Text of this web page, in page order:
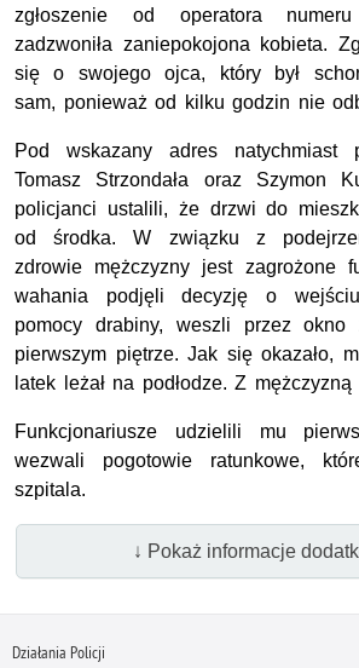
zgłoszenie od operatora
zadzwoniła zaniepokojona kobieta.
się o swojego ojca, który był
sam, ponieważ od kilku godzin nie
Pod wskazany adres natychmiast
Tomasz Strzondała oraz Szymon
policjanci ustalili, że drzwi do
od środka. W związku z
zdrowie mężczyzny jest zagrożone
wahania podjęli decyzję o
pomocy drabiny, weszli przez
pierwszym piętrze. Jak się okazało,
latek leżał na podłodze. Z
Funkcjonariusze udzielili mu
wezwali pogotowie ratunkowe,
szpitala.
↓ Pokaż informacje
Działania Policji